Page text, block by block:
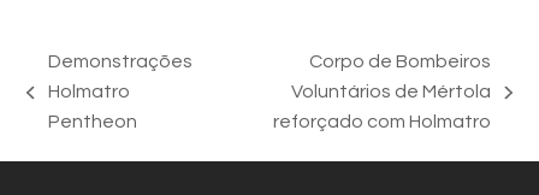
previous
Demonstrações
Holmatro
Pentheon
Corpo de Bombeiros
Voluntários de Mértola
reforçado com Holmatro